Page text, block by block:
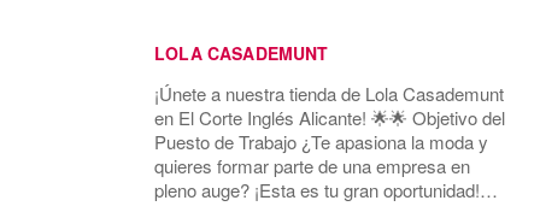
LOLA CASADEMUNT
¡Únete a nuestra tienda de Lola Casademunt
en El Corte Inglés Alicante! 🌟🌟 Objetivo del
Puesto de Trabajo ¿Te apasiona la moda y
quieres formar parte de una empresa en
pleno auge? ¡Esta es tu gran oportunidad!